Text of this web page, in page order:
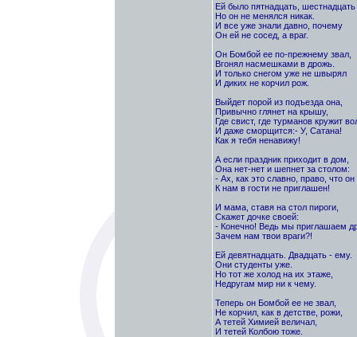
Ей было пятнадцать,
Но он не менялся никак.
И все уже знали давно, почему
Он ей не сосед, а враг.
Он Бомбой ее по-прежнему звал,
Вгонял насмешками в дрожь.
И только снегом уже не швырял
И диких не корчил рож.
Выйдет порой из подъезда она,
Привычно глянет на крышу,
Где свист, где турманов кружит
И даже сморщится:- У, Сатана!
Как я тебя ненавижу!
А если праздник приходит в дом,
Она нет-нет и шепнет за столом:
- Ах, как это славно, право, что он
К нам в гости не приглашен!
И мама, ставя на стол пироги,
Скажет дочке своей:
- Конечно! Ведь мы приглашаем
Зачем нам твои враги?!
Ей девятнадцать. Двадцать - ему.
Они студенты уже.
Но тот же холод на их этаже,
Недругам мир ни к чему.
Теперь он Бомбой ее не звал,
Не корчил, как в детстве, рожи,
А тетей Химией величал,
И тетей Колбою тоже.